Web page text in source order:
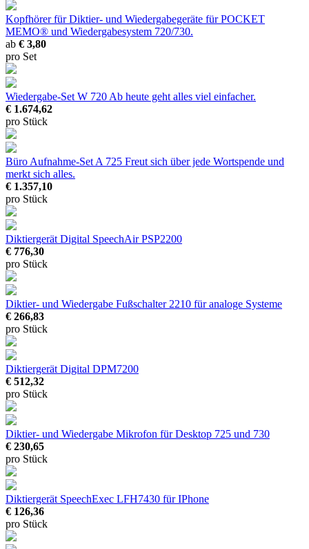
Kopfhörer für Diktier- und Wiedergabegeräte für POCKET
MEMO® und Wiedergabesystem 720/730.
ab € 3,80
pro Set
Wiedergabe-Set W 720 Ab heute geht alles viel einfacher.
€ 1.674,62
pro Stück
Büro Aufnahme-Set A 725 Freut sich über jede Wortspende und
merkt sich alles.
€ 1.357,10
pro Stück
Diktiergerät Digital SpeechAir PSP2200
€ 776,30
pro Stück
Diktier- und Wiedergabe Fußschalter 2210 für analoge Systeme
€ 266,83
pro Stück
Diktiergerät Digital DPM7200
€ 512,32
pro Stück
Diktier- und Wiedergabe Mikrofon für Desktop 725 und 730
€ 230,65
pro Stück
Diktiergerät SpeechExec LFH7430 für IPhone
€ 126,36
pro Stück